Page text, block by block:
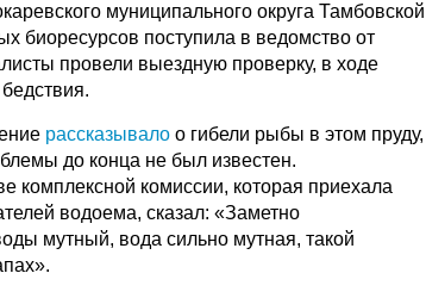
муниципального округа Тамбовской
биоресурсов поступила в ведомство от
провели выездную проверку, в ходе
рассказывало о гибели рыбы в этом пруду,
до конца не был известен.
комплексной комиссии, которая приехала
водоема, сказал: «Заметно
мутный, вода сильно мутная, такой